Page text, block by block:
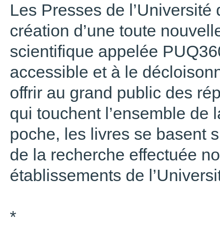
Les Presses de
création d’une toute
scientifique appelée
accessible et à le
offrir au grand public des
qui touchent l’ensemble de
poche, les livres se basent
de la recherche effectuée
établissements de
*